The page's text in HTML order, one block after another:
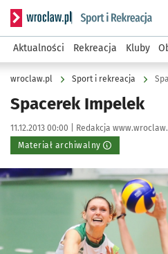
Serwis informacyjny
Aktualności Rekreacja Kluby
wroclaw.pl Sport i rekreacja
Spacerek Impelek
Data publikacji:
11.12.2013 00:00 | Autor:
Redakcja
Materiał archiwalny
Kliknij, aby powiększyć